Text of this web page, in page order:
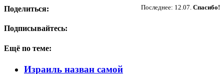
Последнее: 12.07. Спасибо!
Поделиться:
Подписывайтесь:
Ещё по теме:
Израиль назван самой